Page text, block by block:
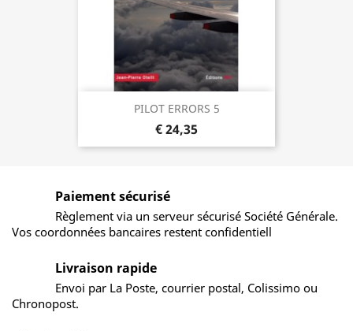
PILOT ERRORS 5
€ 24,35
Paiement sécurisé
Règlement via un serveur sécurisé Société Générale.
Vos coordonnées bancaires restent confidentiell
Livraison rapide
Envoi par La Poste, courrier postal, Colissimo ou
Chronopost.